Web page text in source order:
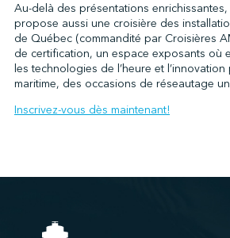
Au-delà des présentations
propose aussi une croisière des
de Québec (commandité par Croisières
de certification, un espace exposants où
les technologies de l’heure et
maritime, des occasions de réseautage
Inscrivez-vous dès maintenant!